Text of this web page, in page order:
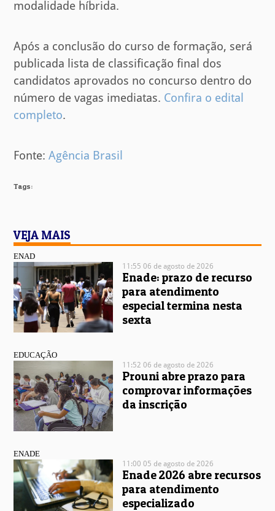
modalidade híbrida.
Após a conclusão do curso de formação, será
publicada lista de classificação final dos
candidatos aprovados no concurso dentro do
número de vagas imediatas. Confira o edital
completo.
Fonte:Agência Brasil
Tags:
VEJA MAIS
ENAD
11:55 06 de agosto de 2026
Enade: prazo de recurso
para atendimento
especial termina nesta
sexta
EDUCAÇÃO
11:52 06 de agosto de 2026
Prouni abre prazo para
comprovar informações
da inscrição
ENADE
11:00 05 de agosto de 2026
Enade 2026 abre recursos
para atendimento
especializado